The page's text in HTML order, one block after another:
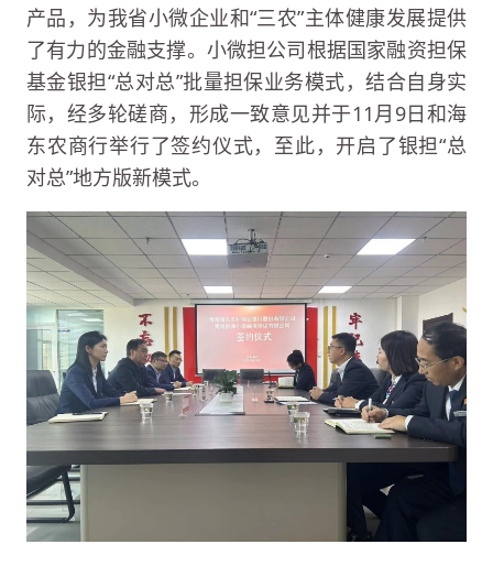
产品，为我省小微企业和“三农”主体健康发展提供
了有力的金融支撑。小微担公司根据国家融资担保
基金银担“总对总”批量担保业务模式，结合自身实
际，经多轮磋商，形成一致意见并于11月9日和海
东农商行举行了签约仪式，至此，开启了银担“总
对总”地方版新模式。